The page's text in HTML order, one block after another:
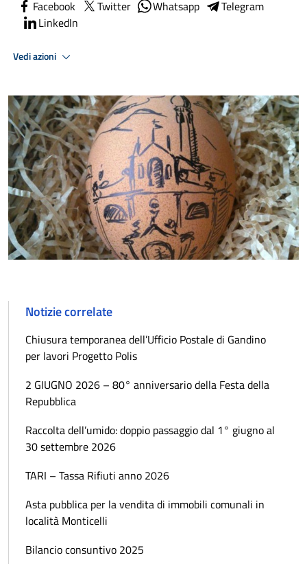
Facebook Twitter Whatsapp
Telegram
LinkedIn
Vedi azioni
Notizie correlate
Chiusura temporanea dell’Ufficio Postale di Gandino
per lavori Progetto Polis
2 GIUGNO 2026 – 80° anniversario della Festa della
Repubblica
Raccolta dell’umido: doppio passaggio dal 1° giugno al
30 settembre 2026
TARI – Tassa Rifiuti anno 2026
Asta pubblica per la vendita di immobili comunali in
località Monticelli
Bilancio consuntivo 2025